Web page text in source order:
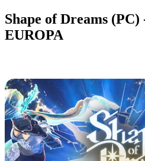
Shape of Dreams
EUROPA